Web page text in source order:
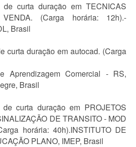
curta duração em TECNICAS
(Carga horária: 12h).-
Brasil
curta duração em autocad. (Carga
Aprendizagem Comercial - RS,
Brasil
curta duração em PROJETOS
DE TRANSITO - MOD
horária: 40h).INSTITUTO DE
PLANO, IMEP, Brasil